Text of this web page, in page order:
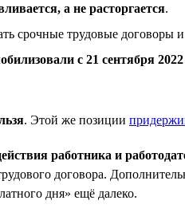
а не расторгается.
срочные трудовые договоры и
с 21 сентября 2022
. Этой же позиции
работника и
договора.
дня» ещё далеко.